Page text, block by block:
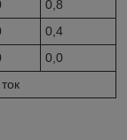
0,8
0,4
0,0